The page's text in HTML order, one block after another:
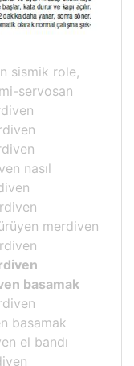
sismik role,
servosan
nasıl
merdiven
basamak
basamak
el bandı